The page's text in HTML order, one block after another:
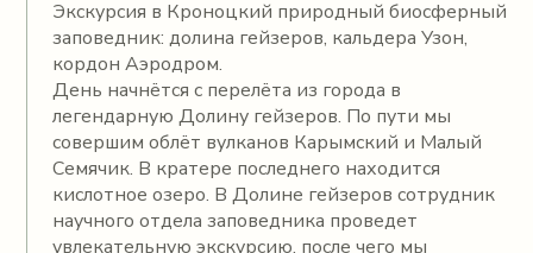
Экскурсия в Кроноцкий природный биосферный
заповедник: долина гейзеров, кальдера Узон,
кордон Аэродром.
День начнётся с перелёта из города в
легендарную Долину гейзеров. По пути мы
совершим облёт вулканов Карымский и Малый
Семячик. В кратере последнего находится
кислотное озеро. В Долине гейзеров сотрудник
научного отдела заповедника проведет
увлекательную экскурсию, после чего мы